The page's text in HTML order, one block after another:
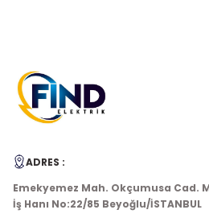
ADRES :
Emekyemez Mah. Okçumusa Cad.
İş Hanı No:22/85 Beyoğlu/İSTANBUL